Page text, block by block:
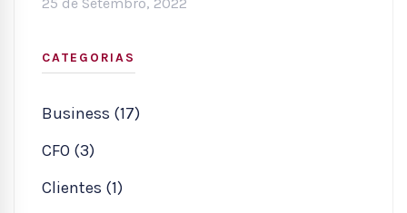
CATEGORIAS
Business (17)
CFO (3)
Clientes (1)